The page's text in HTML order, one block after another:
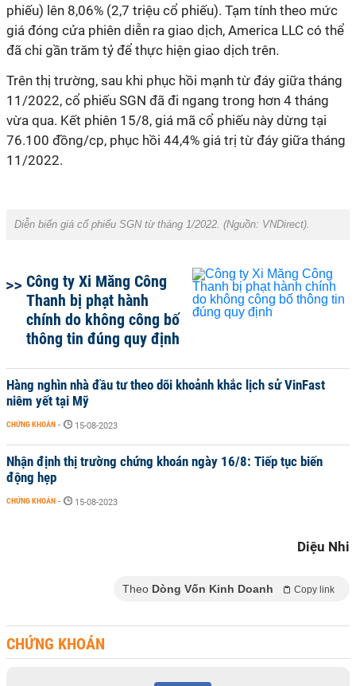
phiếu) lên 8,06% (2,7 triệu cổ phiếu). Tạm tính theo mức
giá đóng cửa phiên diễn ra giao dịch, America LLC có thể
đã chi gần trăm tỷ để thực hiện giao dịch trên.
Trên thị trường, sau khi phục hồi mạnh từ đáy giữa tháng
11/2022, cổ phiếu SGN đã đi ngang trong hơn 4 tháng
vừa qua. Kết phiên 15/8, giá mã cổ phiếu này dừng tại
76.100 đồng/cp, phục hồi 44,4% giá trị từ đáy giữa tháng
11/2022.
Diễn biến giá cổ phiếu SGN từ tháng 1/2022. (Nguồn: VNDirect).
Công ty Xi Măng Công
Thanh bị phạt hành
chính do không công bố
thông tin đúng quy định
Hàng nghìn nhà đầu tư theo dõi khoảnh khắc lịch sử VinFast
niêm yết tại Mỹ
CHỨNG KHOÁN - 15-08-2023
Nhận định thị trường chứng khoán ngày 16/8: Tiếp tục biến
động hẹp
CHỨNG KHOÁN - 15-08-2023
Diệu Nhi
Theo Dòng Vốn Kinh Doanh Copy link
CHỨNG KHOÁN